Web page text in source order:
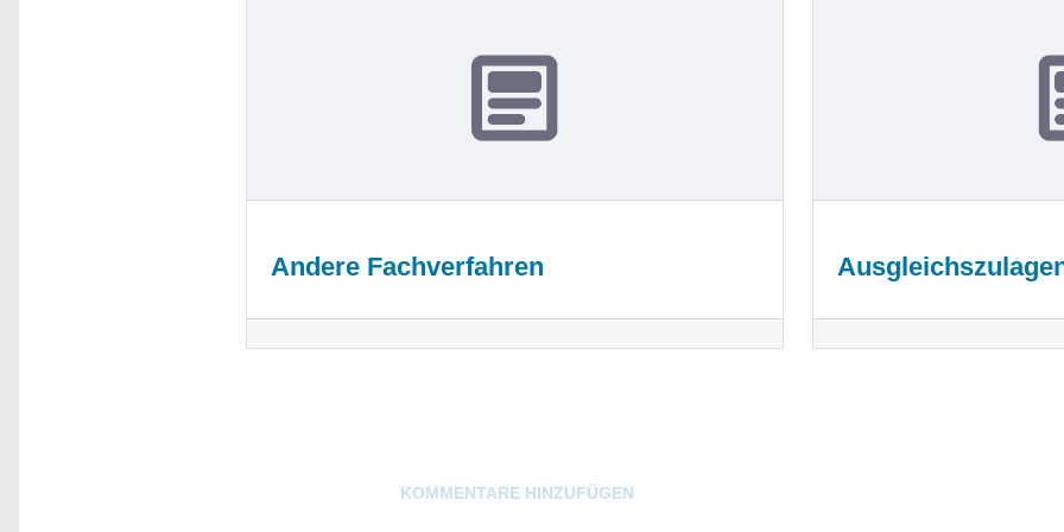
Andere Fachverfahren
Blogs
KOMMENTARE HINZUFÜGEN